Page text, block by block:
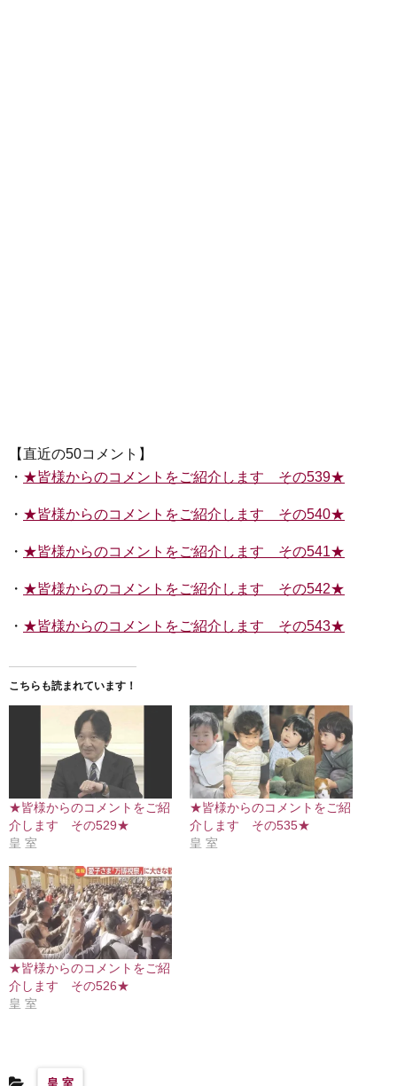
【直近の50コメント】
・ ★皆様からのコメントをご紹介します その539★
・ ★皆様からのコメントをご紹介します その540★
・ ★皆様からのコメントをご紹介します その541★
・ ★皆様からのコメントをご紹介します その542★
・ ★皆様からのコメントをご紹介します その543★
こちらも読まれています！
★皆様からのコメントをご紹
介します その529★
皇 室
★皆様からのコメントをご紹
介します その535★
皇 室
★皆様からのコメントをご紹
介します その526★
皇 室
皇 室